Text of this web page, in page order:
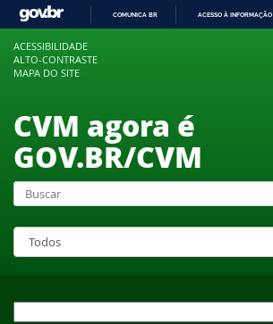
COMUNICA BR ACESSO À INFORMAÇÃO
ACESSIBILIDADE
ALTO-CONTRASTE
MAPA DO SITE
CVM agora é
GOV.BR/CVM